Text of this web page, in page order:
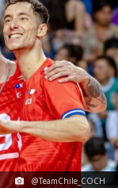
@TeamChile_COCH